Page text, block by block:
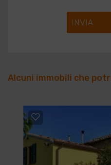
INVIA
Alcuni immobili che